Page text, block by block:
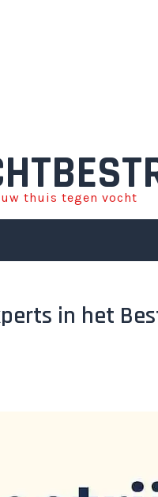
uw thuis tegen vocht
in het